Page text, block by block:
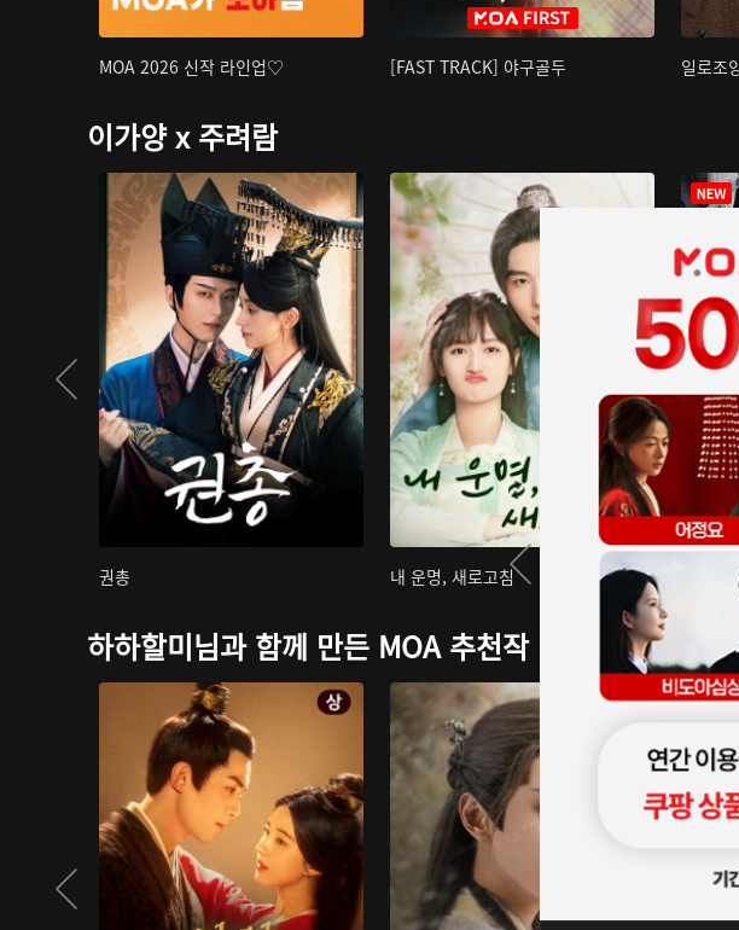
MOA 2026 신작 라인업♡ [FAST TRACK] 야구골두 일로조
이가양 x 주려람
권총 내 운명, 새로고침
하하할미님과 함께 만든 MOA 추천작